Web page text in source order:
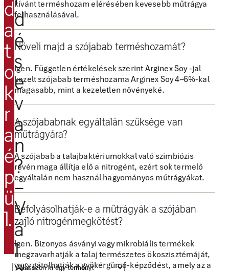
d
a
t
o
k
r
a
é
p
ü
l.
x
S
o
y
l
e
h
e
t
ő
s
é
g
e
t
A
r
g
i
d
é
s
e
v
a
n
?
–
V
á
l
kívánt terméshozam elérésében kevesebb műtrágya
felhasználásával.
Növeli majd a szójabab terméshozamát?
Igen. Független értékelések szerint Arginex Soy -jal
kezelt szójabab terméshozama Arginex Soy 4–6%-kal
magasabb, mint a kezeletlen növényeké.
A szójababnak egyáltalán szüksége van
műtrágyára?
A szójabab a talajbaktériumokkal való szimbiózis
révén maga állítja elő a nitrogént, ezért sok termelő
egyáltalán nem használ hagyományos műtrágyákat.
Befolyásolhatják-e a műtrágyák a szójában
zajló nitrogénmegkötést?
Igen. Bizonyos ásványi vagy mikrobiális termékek
megzavarhatják a talaj természetes ökoszisztémáját,
vagy gátolhatják a gyökérgümő-képződést, amely az a